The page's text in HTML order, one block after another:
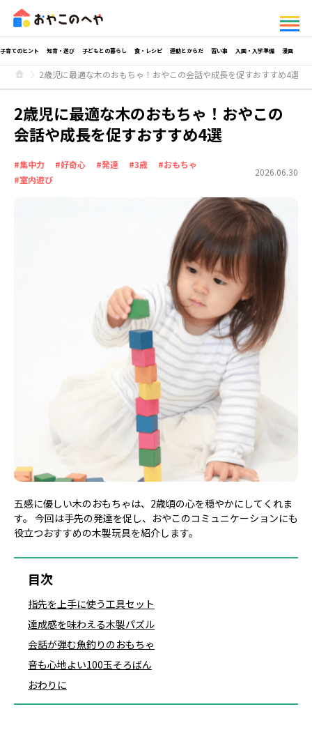
子育てのヒント 知育・遊び 子どもとの暮らし 食・レシピ 運動とからだ 習い事 入園・入学準備 漫画
2歳児に最適な木のおもちゃ！おやこの会話や成長を促すおすすめ4選
2歳児に最適な木のおもちゃ！おやこの
会話や成長を促すおすすめ4選
#集中力 #好奇心 #発達 #3歳
#おもちゃ
#室内遊び
2026.06.30
五感に優しい木のおもちゃは、2歳頃の心を穏やかにしてくれま
す。 今回は手先の発達を促し、おやこのコミュニケーションにも
役立つおすすめの木製玩具を紹介します。
目次
指先を上手に使う工具セット
達成感を味わえる木製パズル
会話が弾む魚釣りのおもちゃ
音も心地よい100玉そろばん
おわりに